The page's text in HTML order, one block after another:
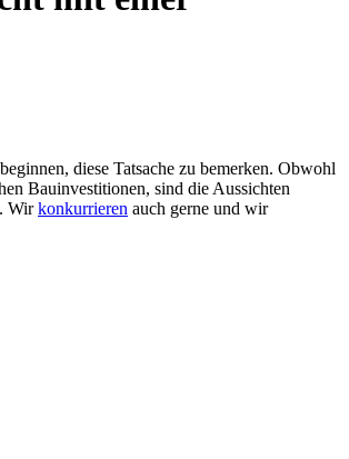
diese Tatsache zu bemerken. Obwohl
Bauinvestitionen, sind die Aussichten
Wirkonkurrieren auch gerne und wir